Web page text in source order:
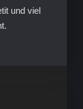
und viel